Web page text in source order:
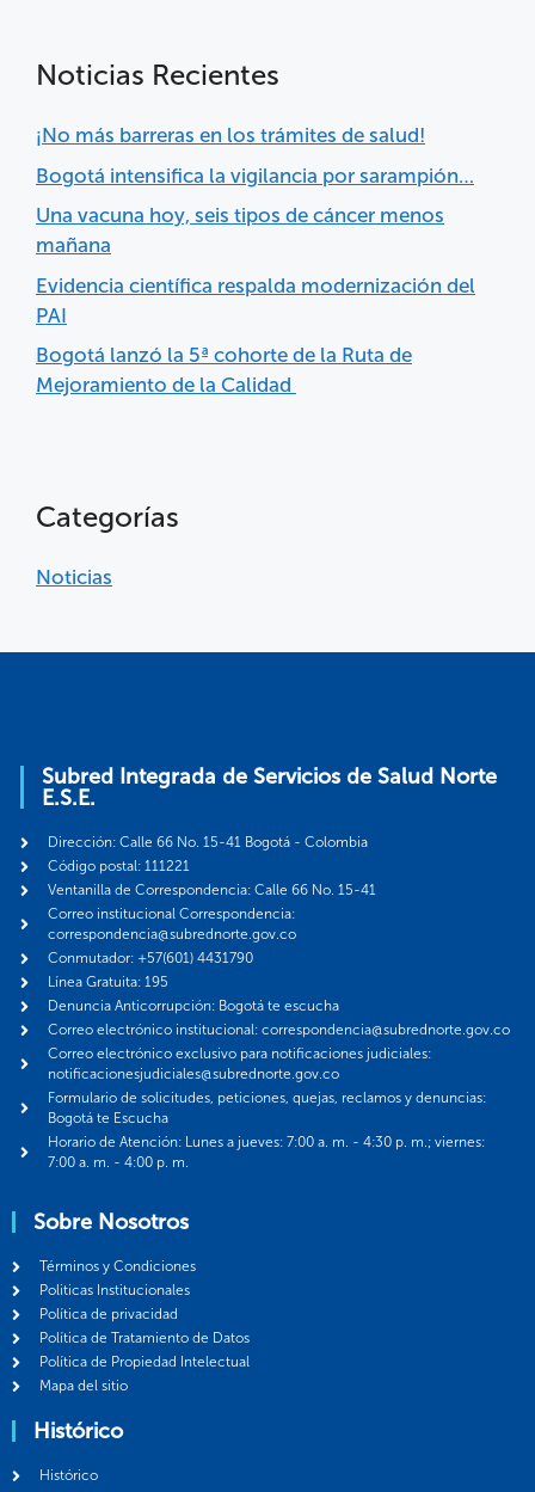
Noticias Recientes
¡No más barreras en los trámites de salud!
Bogotá intensifica la vigilancia por sarampión…
Una vacuna hoy, seis tipos de cáncer menos
mañana
Evidencia científica respalda modernización del
PAI
Bogotá lanzó la 5ª cohorte de la Ruta de
Mejoramiento de la Calidad
Categorías
Noticias
Subred Integrada de Servicios de Salud Norte
E.S.E.
Dirección: Calle 66 No. 15-41 Bogotá - Colombia
Código postal: 111221
Ventanilla de Correspondencia: Calle 66 No. 15-41
Correo institucional Correspondencia:
correspondencia@subrednorte.gov.co
Conmutador: +57(601) 4431790
Línea Gratuita: 195
Denuncia Anticorrupción: Bogotá te escucha
Correo electrónico institucional: correspondencia@subrednorte.gov.co
Correo electrónico exclusivo para notificaciones judiciales:
notificacionesjudiciales@subrednorte.gov.co
Formulario de solicitudes, peticiones, quejas, reclamos y denuncias:
Bogotá te Escucha
Horario de Atención: Lunes a jueves: 7:00 a. m. - 4:30 p. m.; viernes:
7:00 a. m. - 4:00 p. m.
Sobre Nosotros
Términos y Condiciones
Politicas Institucionales
Política de privacidad
Política de Tratamiento de Datos
Política de Propiedad Intelectual
Mapa del sitio
Histórico
Histórico